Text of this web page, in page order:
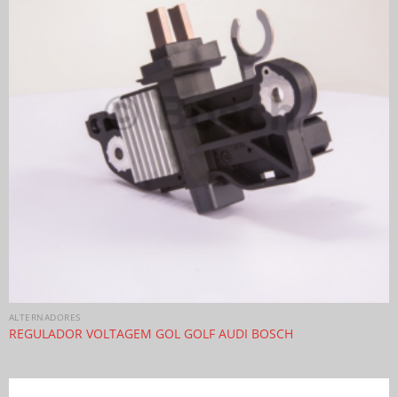
ALTERNADORES
REGULADOR VOLTAGEM GOL GOLF AUDI BOSCH